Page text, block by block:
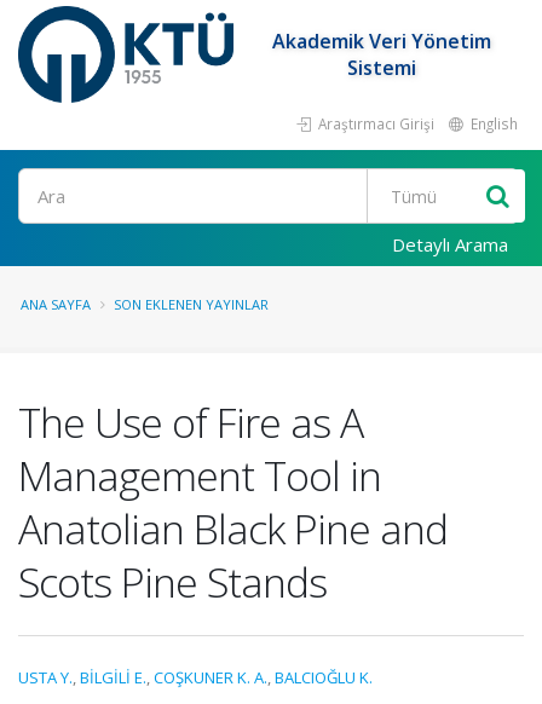
Akademik Veri Yönetim
Sistemi
Araştırmacı Girişi English
Ara
Detaylı Arama
ANA SAYFA SON EKLENEN YAYINLAR
The Use of Fire as A
Management Tool in
Anatolian Black Pine and
Scots Pine Stands
USTA Y.,BİLGİLİ E.,COŞKUNER K. A.,BALCIOĞLU K.